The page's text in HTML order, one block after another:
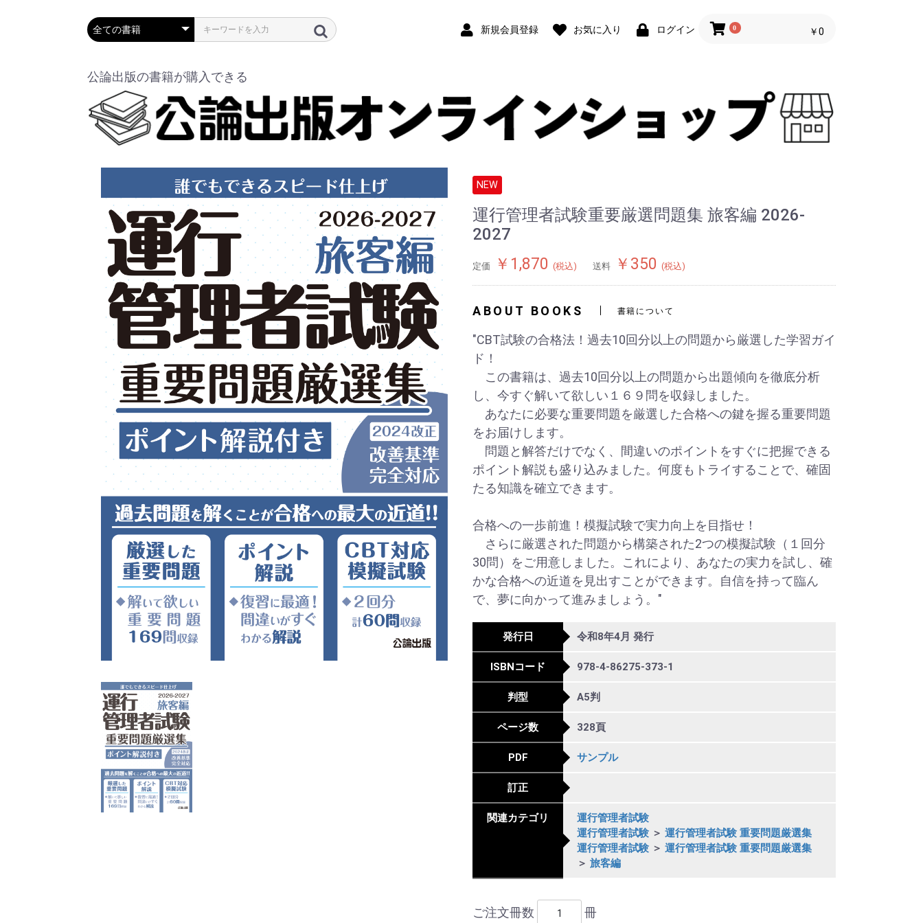
新規会員登録 お気に入り ログイン 0 ￥0
公論出版の書籍が購入できる
NEW
運行管理者試験重要厳選問題集 旅客編 2026-
2027
定価 ￥1,870 (税込) 送料 ￥350 (税込)
ABOUT BOOKS 書籍について
"CBT試験の合格法！過去10回分以上の問題から厳選した学習ガイ
ド！
この書籍は、過去10回分以上の問題から出題傾向を徹底分析
し、今すぐ解いて欲しい１６９問を収録しました。
あなたに必要な重要問題を厳選した合格への鍵を握る重要問題
をお届けします。
問題と解答だけでなく、間違いのポイントをすぐに把握できる
ポイント解説も盛り込みました。何度もトライすることで、確固
たる知識を確立できます。
合格への一歩前進！模擬試験で実力向上を目指せ！
さらに厳選された問題から構築された2つの模擬試験（１回分
30問）をご用意しました。これにより、あなたの実力を試し、確
かな合格への近道を見出すことができます。自信を持って臨ん
で、夢に向かって進みましょう。"
発行日 令和8年4月 発行
ISBNコード 978-4-86275-373-1
判型 A5判
ページ数 328頁
PDF サンプル
訂正
関連カテゴリ
運行管理者試験
運行管理者試験 ＞ 運行管理者試験 重要問題厳選集
運行管理者試験 ＞ 運行管理者試験 重要問題厳選集
＞ 旅客編
ご注文冊数 冊